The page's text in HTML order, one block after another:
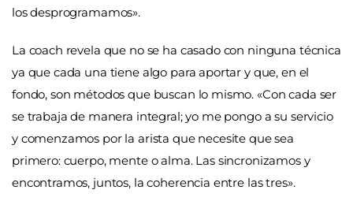
los desprogramamos».
La coach revela que no se ha casado con ninguna técnica
ya que cada una tiene algo para aportar y que, en el
fondo, son métodos que buscan lo mismo. «Con cada ser
se trabaja de manera integral; yo me pongo a su servicio
y comenzamos por la arista que necesite que sea
primero: cuerpo, mente o alma. Las sincronizamos y
encontramos, juntos, la coherencia entre las tres».